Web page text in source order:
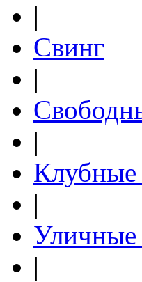
|
Свинг
|
|
|
|